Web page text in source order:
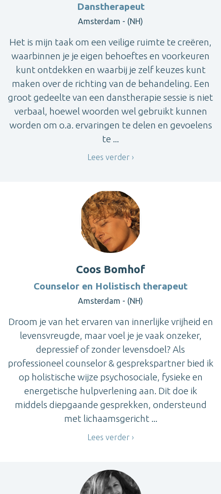
Danstherapeut
Amsterdam - (NH)
Het is mijn taak om een veilige ruimte te creëren,
waarbinnen je je eigen behoeftes en voorkeuren
kunt ontdekken en waarbij je zelf keuzes kunt
maken over de richting van de behandeling. Een
groot gedeelte van een danstherapie sessie is niet
verbaal, hoewel woorden wel gebruikt kunnen
worden om o.a. ervaringen te delen en gevoelens
te ...
Lees verder
Coos Bomhof
Counselor en Holistisch therapeut
Amsterdam - (NH)
Droom je van het ervaren van innerlijke vrijheid en
levensvreugde, maar voel je je vaak onzeker,
depressief of zonder levensdoel? Als
professioneel counselor & gesprekspartner bied ik
op holistische wijze psychosociale, fysieke en
energetische hulpverlening aan. Dit doe ik
middels diepgaande gesprekken, ondersteund
met lichaamsgericht ...
Lees verder